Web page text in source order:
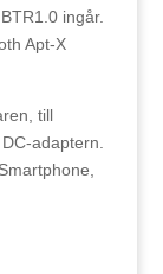
ingår.
Apt-X
till
adaptern.